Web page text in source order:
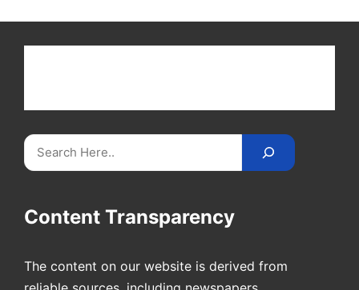
Search
Content Transparency
The content on our website is derived from